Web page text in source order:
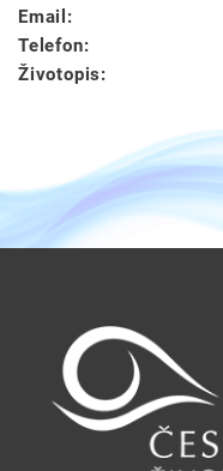
Email:
Telefon:
Životopis: